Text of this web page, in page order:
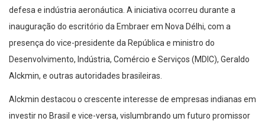
defesa e indústria aeronáutica. A iniciativa ocorreu durante a
inauguração do escritório da Embraer em Nova Délhi, com a
presença do vice-presidente da República e ministro do
Desenvolvimento, Indústria, Comércio e Serviços (MDIC), Geraldo
Alckmin, e outras autoridades brasileiras.
Alckmin destacou o crescente interesse de empresas indianas em
investir no Brasil e vice-versa, vislumbrando um futuro promissor